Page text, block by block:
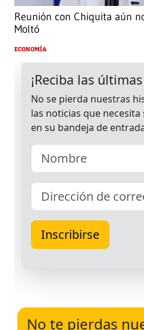
Reunión con Chiquita aún
Moltó
ECONOMÍA
No te pierdas